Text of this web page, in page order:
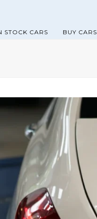
STOCK CARS BUY CARS